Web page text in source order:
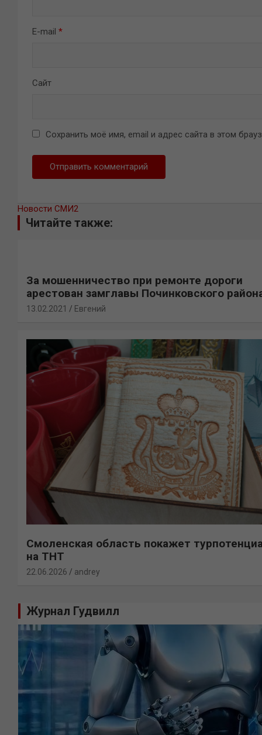
E-mail *
Сайт
Сохранить моё имя, email и адрес сайта в этом
Новости СМИ2
Читайте также:
За мошенничество при ремонте дороги
арестован замглавы Починковского
13.02.2021 Евгений
Смоленская область покажет
на ТНТ
22.06.2026 andrey
Журнал Гудвилл